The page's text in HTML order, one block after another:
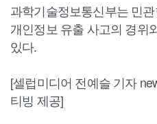
과학기술정보통신부는 민
개인정보 유출 사고의 경위
있다.
[셀럽미디어 전예슬 기자
티빙 제공]